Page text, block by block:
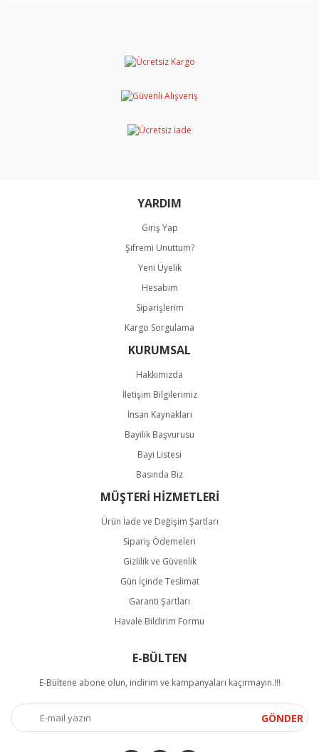
Yorum Yaz
Ürün açıklamasında eksik bilgiler bulunuyor.
Gönder
YARDIM
Giriş Yap
Şifremi Unuttum?
Yeni Üyelik
Hesabım
Siparişlerim
Kargo Sorgulama
KURUMSAL
Hakkımızda
İletişim Bilgilerimiz
İnsan Kaynakları
Bayilik Başvurusu
Bayi Listesi
Basında Biz
MÜŞTERİ HİZMETLERİ
Ürün İade ve Değişim Şartları
Sipariş Ödemeleri
Gizlilik ve Güvenlik
Gün İçinde Teslimat
Garanti Şartları
Havale Bildirim Formu
E-BÜLTEN
E-Bültene abone olun, indirim ve kampanyaları kaçırmayın.!!!
GÖNDER